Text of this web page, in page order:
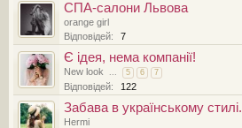
СПА-салони Львова
orange girl
Відповідей:
7
Є ідея, нема компанії!
New look ... 5 6 7
Відповідей: 122
Забава в українському стилі.
Hermi